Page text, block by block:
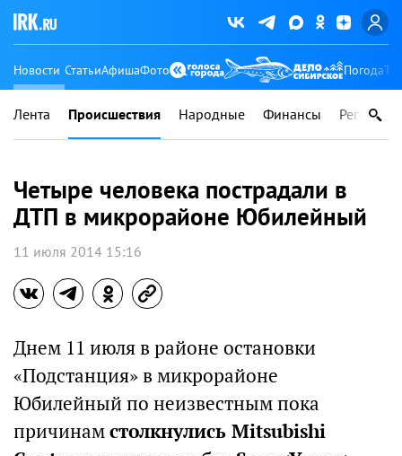
Новости СтатьиАфишаФото Погода
Лента Происшествия Народные Финансы Регионы
Четыре человека пострадали в
ДТП в микрорайоне Юбилейный
11 июля 2014 15:16
Днем 11 июля в районе остановки
«Подстанция» в микрорайоне
Юбилейный по неизвестным пока
причинамстолкнулись Mitsubishi